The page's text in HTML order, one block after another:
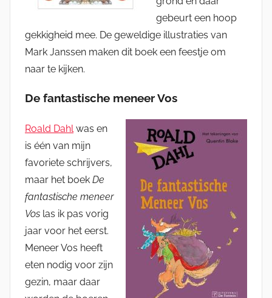
gebeurt een hoop
gekkigheid mee. De geweldige illustraties van
Mark Janssen maken dit boek een feestje om
naar te kijken.
De fantastische meneer Vos
Roald Dahl was en
is één van mijn
favoriete schrijvers,
maar het boek De
fantastische meneer
Vos las ik pas vorig
jaar voor het eerst.
Meneer Vos heeft
eten nodig voor zijn
gezin, maar daar